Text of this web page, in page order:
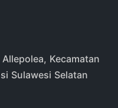
Kecamatan
Sulawesi Selatan